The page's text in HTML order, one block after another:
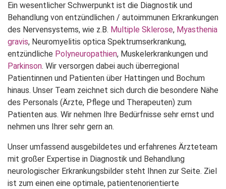
Ein wesentlicher Schwerpunkt ist die Diagnostik und
Behandlung von entzündlichen / autoimmunen Erkrankungen
des Nervensystems, wie z.B. Multiple Sklerose, Myasthenia
gravis, Neuromyelitis optica Spektrumserkrankung,
entzündliche Polyneuropathien, Muskelerkrankungen und
Parkinson. Wir versorgen dabei auch überregional
Patientinnen und Patienten über Hattingen und Bochum
hinaus. Unser Team zeichnet sich durch die besondere Nähe
des Personals (Ärzte, Pflege und Therapeuten) zum
Patienten aus. Wir nehmen Ihre Bedürfnisse sehr ernst und
nehmen uns Ihrer sehr gern an.
Unser umfassend ausgebildetes und erfahrenes Ärzteteam
mit großer Expertise in Diagnostik und Behandlung
neurologischer Erkrankungsbilder steht Ihnen zur Seite. Ziel
ist zum einen eine optimale, patientenorientierte